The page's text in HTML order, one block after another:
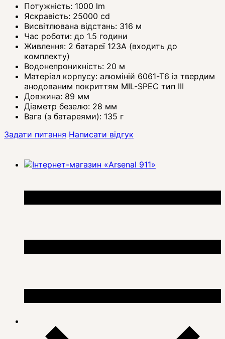
Потужність: 1000 lm
Яскравість: 25000 cd
Висвітлювана відстань: 316 м
Час роботи: до 1.5 години
Живлення: 2 батареї 123А (входить до
комплекту)
Водонепроникність: 20 м
Матеріал корпусу: алюміній 6061-Т6 із твердим
анодованим покриттям MIL-SPEC тип ІІІ
Довжина: 89 мм
Діаметр безелю: 28 мм
Вага (з батареями): 135 г
Задати питання Написати відгук